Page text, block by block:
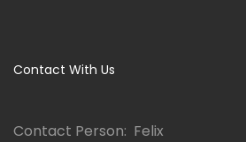
Contact With Us
Contact Person: Felix